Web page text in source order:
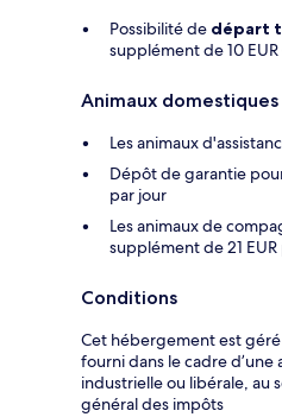
Possibilité de départ
supplément de 10
Animaux domestiques
Les animaux
Dépôt de garantie
par jour
Les animaux de
supplément de 21
Conditions
Cet hébergement est
fourni dans le cadre
industrielle ou libérale, au
général des impôts